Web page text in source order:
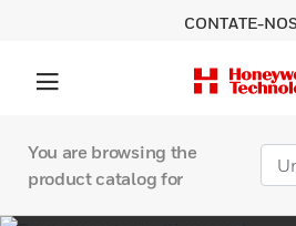
CONTATE-NOS
You are browsing the
product catalog for